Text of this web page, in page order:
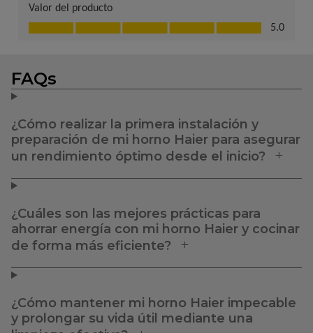
FAQs
¿Cómo realizar la primera instalación y
preparación de mi horno Haier para asegurar
un rendimiento óptimo desde el inicio?
¿Cuáles son las mejores prácticas para
ahorrar energía con mi horno Haier y cocinar
de forma más eficiente?
¿Cómo mantener mi horno Haier impecable
y prolongar su vida útil mediante una